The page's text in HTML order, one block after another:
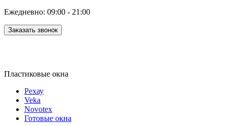
Ежедневно: 09:00 - 21:00
Заказать звонок
Пластиковые окна
Рехау
Veka
Novotex
Готовые окна